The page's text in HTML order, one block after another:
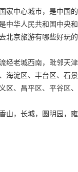
家中心城市，是中国的
中华人民共和国中央和
北京旅游有哪些好玩的
经老城西南，毗邻天津
海淀区、丰台区、石景
、昌平区、平谷区、
山，长城，圆明园，雍